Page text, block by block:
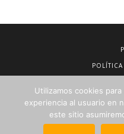
POLÍTICA
Utilizamos cookies
experiencia al usuario en
este sitio